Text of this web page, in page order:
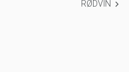
RØDVIN